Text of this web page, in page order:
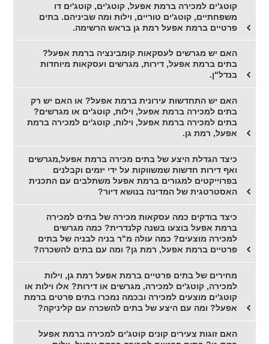
קוטג'ים למכירה ברמת אפעל, קוטג'ים, קוטג'ים דו
משפחתיים, קוטג'ים טוריים, וילות ומה שביניהם. בתים
פרטיים ברמת אפעל רמת גן בראש הרשימה.
האם יש מגרשים לעסקאות קומבינציה ברמת אפעל?
בתים ברמת אפעל, דירות, מגרשים ועסקאות מיוחדות
בנדל"ן.
האם יש התחדשות עירונית ברמת אפעל? או האם יש רק
בתים למכירה ברמת אפעל, וילות, קוטג'ים או מגרשים?
בתים למכירה ברמת אפעל, וילות, קוטג'ים למכירה ברמת
אפעל, רמת גן.
כיצד הגדלת היצע של בתים מכירה ברמת אפעל,מגרשים
ואף דירות חדשות שמשווקות על ידי יזמים וקבלנים
בפרוייקטים למגורים ברמת אפעל משתלבים עם התכנית
האסטרטגית של המדינה בנושא דיור?
כיצד בודקים כמה עסקאות מכירה של בתים למכירה
ברמת אפעל בוצעו בשנה קלנדרית? כמה מגרשים
למכירה מוצעים? כמה עולה מ"ר בניה לבניה של בתים
פרטיים ברמת אפעל, רמת גן? ומה עם בתים להשכרה?
מחירים של בתים פרטיים ברמת אפעל רמת גן, וילות
למכירה, קוטג'ים למכירה, מגרשים או דירות? אלו וילות או
קוטג'ים מוצעים למכירה ובכמה נמכרו בתים פרטים ברמת
אפעל? ומה עם היצע של בתים להשכרה עם קליניקה?
האם זוגות צעירים קונים קוטג'ים למכירה ברמת אפעל